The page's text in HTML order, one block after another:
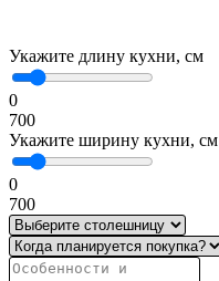
Укажите длину кухни, см
0
700
Укажите ширину кухни, см
0
700